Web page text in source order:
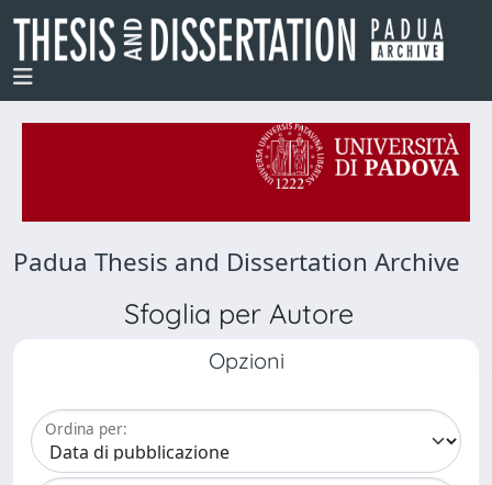
Padua Thesis and Dissertation Archive
Sfoglia per Autore
Opzioni
Ordina per: